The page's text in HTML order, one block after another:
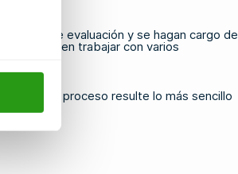
de evaluación y se hagan cargo de
pueden trabajar con varios
de que el proceso resulte lo más sencillo